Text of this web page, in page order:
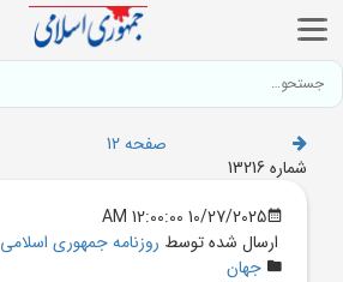
صفحه 12
شماره 13216
10/27/2025 12:00:00 AM
ارسال شده توسط روزنامه جمهوری اسلامی
جهان